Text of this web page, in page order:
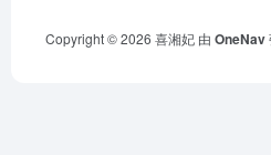
Copyright © 2026 喜湘妃 由 OneNav